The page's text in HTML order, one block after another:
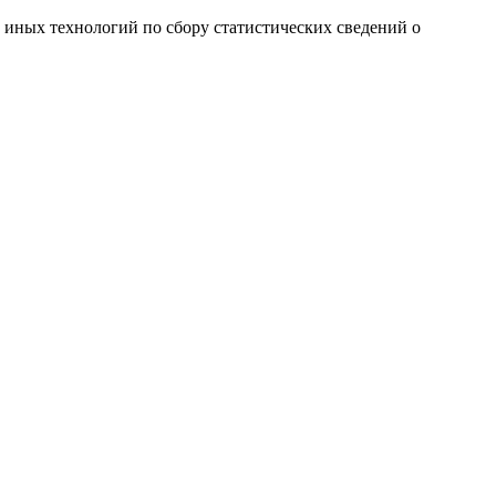
технологий по сбору статистических сведений о